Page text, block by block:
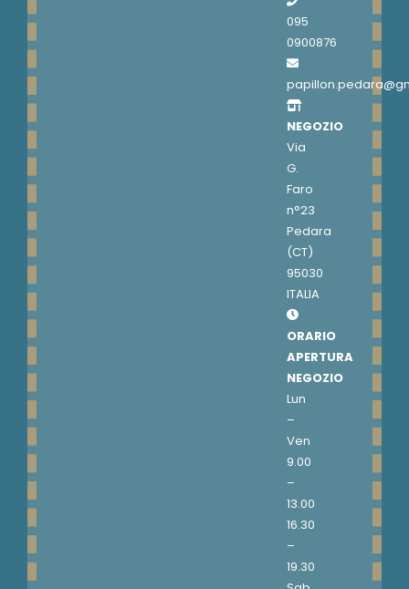
095
0900876
NEGOZIO
Via
G.
Faro
n°23
Pedara
(CT)
95030
ITALIA
ORARIO
APERTURA
NEGOZIO
Lun
–
Ven
9.00
–
13.00
16.30
–
19.30